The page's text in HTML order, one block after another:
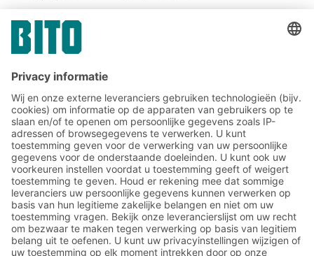
BITO Klantprojecten
Meld u nu aan voor de BITO-
nieuwsbrief:
Magazijn- en logistiek
nieuws
Exclusieve kortingen
Innovaties